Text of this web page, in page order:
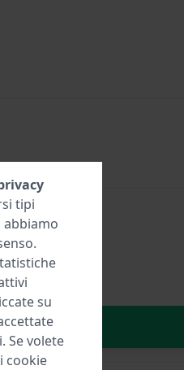
tipi
abbiamo
su
Se volete
cookie